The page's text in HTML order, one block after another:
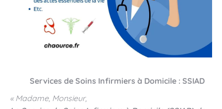
Services de Soins Infirmiers à Domicile : SSIAD
« Madame, Monsieur,